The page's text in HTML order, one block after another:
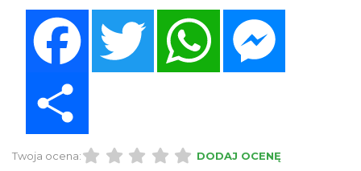
Twitter WhatsApp
Twoja ocena: DODAJ OCENĘ